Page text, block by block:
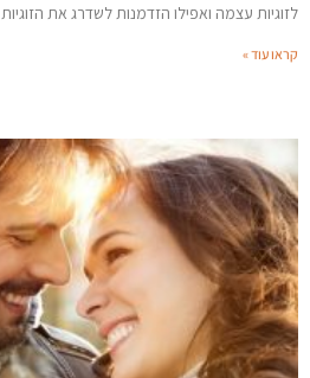
לזוגיות עצמה ואפילו הזדמנות לשדרג את הזוגיות
קראו עוד »